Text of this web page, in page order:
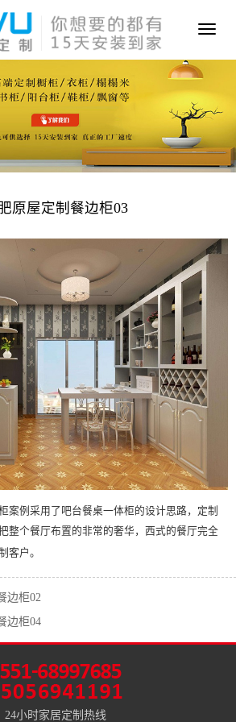
Toggle
原屋定制餐边柜03
案例采用了吧台餐桌一体柜的设计思路，定制
整个餐厅布置的非常的奢华，西式的餐厅完全
客户。
边柜02
边柜04
24小时家居定制热线